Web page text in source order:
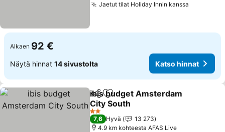
Jaetut tilat Holiday Innin kanssa
Alkaen 92 €
Näytä hinnat 14 sivustolta Katso hinnat
Jaa Lisää suosikkeihin
ibis budget Amsterdam
City South
Katso hinnat
2 Tähtiluokitus
7,6 Hyvä
13 273
4.9 km kohteesta AFAS Live